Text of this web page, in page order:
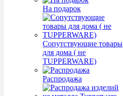
На подарок
Сопутствующие товары
для дома ( не
TUPPERWARE)
Распродажа